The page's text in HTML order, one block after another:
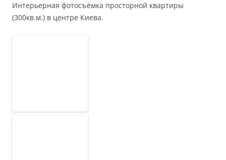
Интерьерная фотосъёмка просторной квартиры
(300кв.м.) в центре Киева.